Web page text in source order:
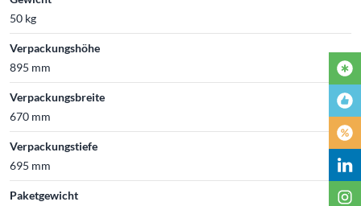
50 kg
Verpackungshöhe
895 mm
Verpackungsbreite
670 mm
Verpackungstiefe
695 mm
Paketgewicht